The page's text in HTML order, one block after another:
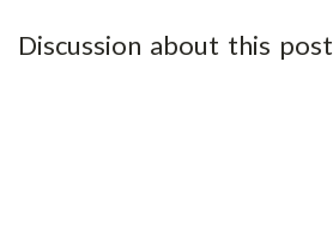
Discussion about this post